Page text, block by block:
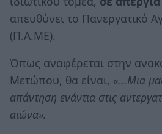
απευθύνει το Πανεργατικό
(Π.Α.ΜΕ).
Όπως αναφέρεται στην
Μετώπου, θα είναι, «...Μια
απάντηση ενάντια στις
αιώνα».